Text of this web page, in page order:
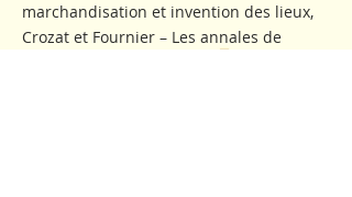
marchandisation et invention des lieux,
Crozat et Fournier – Les annales de